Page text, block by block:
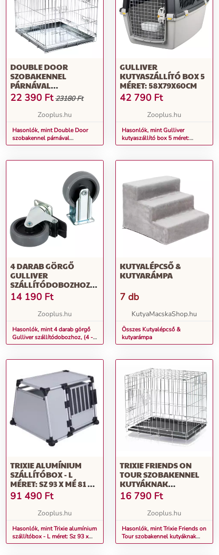
DOUBLE DOOR
SZOBAKENNEL
PÁRNÁVAL
KUTYÁKNAK, H 78 X SZ
55 X M 61 CM
22 390 Ft 23180 Ft
Zooplus.hu
Hasonlók, mint Double Door
szobakennel párnával
kutyáknak, H 78 x Sz 55 x M 61
GULLIVER
KUTYASZÁLLÍTÓ BOX 5
MÉRET: 58X79X60CM
42 790 Ft
Zooplus.hu
Hasonlók, mint Gulliver
kutyaszállító box 5 méret:
58x79x60cm
4 DARAB GÖRGŐ
GULLIVER
SZÁLLÍTÓDOBOZHOZ,
(4 - 7 MÉRETIG)
14 190 Ft
Zooplus.hu
Hasonlók, mint 4 darab görgő
Gulliver szállítódobozhoz, (4 -
7 méretig)
KUTYALÉPCSŐ &
KUTYARÁMPA
7 db
KutyaMacskaShop.hu
Összes Kutyalépcső &
kutyarámpa
TRIXIE ALUMÍNIUM
SZÁLLÍTÓBOX - L
MÉRET: SZ 93 X MÉ 81 X
MA 64 CM
91 490 Ft
Zooplus.hu
Hasonlók, mint Trixie alumínium
szállítóbox - L méret: Sz 93 x
Mé 81 x Ma 64 cm
TRIXIE FRIENDS ON
TOUR SZOBAKENNEL
KUTYÁKNAK
48X64X54CM
16 790 Ft
Zooplus.hu
Hasonlók, mint Trixie Friends on
Tour szobakennel kutyáknak
48x64x54cm